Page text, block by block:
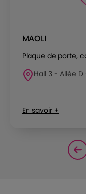
MAOLI
Plaque de porte,
Hall 3 - Allée D
En savoir +